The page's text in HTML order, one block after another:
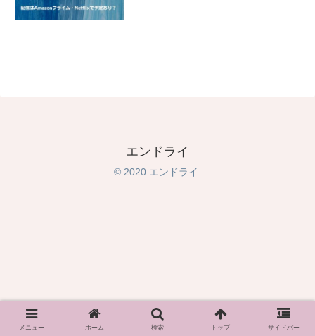
エンドライ
© 2020 エンドライ.
メニュー ホーム 検索 トップ サイドバー